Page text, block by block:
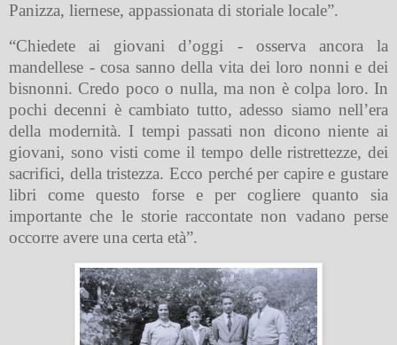
Panizza, liernese, appassionata di storiale locale”.
“Chiedete ai giovani d’oggi - osserva ancora la
mandellese - cosa sanno della vita dei loro nonni e dei
bisnonni. Credo poco o nulla, ma non è colpa loro. In
pochi decenni è cambiato tutto, adesso siamo nell’era
della modernità. I tempi passati non dicono niente ai
giovani, sono visti come il tempo delle ristrettezze, dei
sacrifici, della tristezza. Ecco perché per capire e gustare
libri come questo forse e per cogliere quanto sia
importante che le storie raccontate non vadano perse
occorre avere una certa età”.